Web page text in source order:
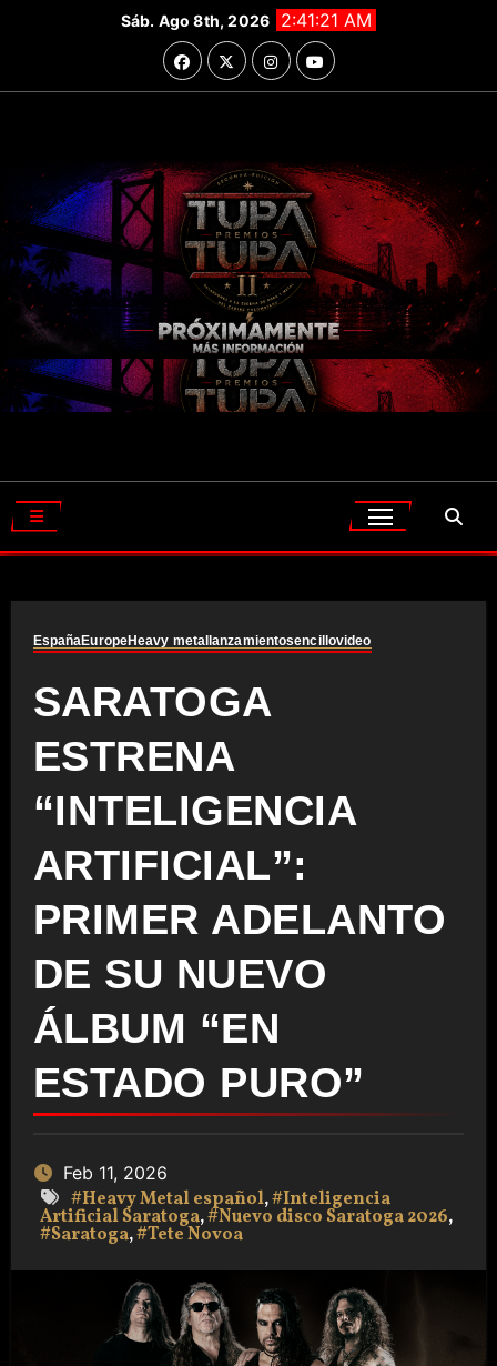
Sáb. Ago 8th, 2026 2:41:23 AM
EspañaEuropeHeavy metallanzamientosencillovideo
SARATOGA
ESTRENA
“INTELIGENCIA
ARTIFICIAL”:
PRIMER ADELANTO
DE SU NUEVO
ÁLBUM “EN
ESTADO PURO”
Feb 11, 2026
#Heavy Metal español,#Inteligencia
Artificial Saratoga,#Nuevo disco Saratoga 2026,
#Saratoga,#Tete Novoa